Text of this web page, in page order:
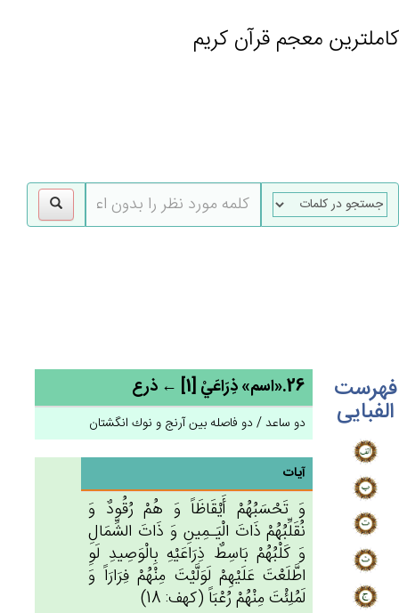
کاملترین معجم قرآن کریم
فهرست
الفبایی
26.«اسم» ذِرَاعَيْ [1] ← ذرع
دو ساعد / دو فاصله بين آرنج و نوك انگشتان‏
آیات
وَ تَحْسَبُهُم‌ْ أَيْقَاظَاً وَ هُم‌ْ رُقُودٌ وَ
نُقَلِّبُهُم‌ْ ذَات‌َ الْيَـمِين‌ِ وَ ذَات‌َ الشِّمَال‌ِ
وَ كَلْبُهُم‌ْ بَاسِط‌ٌ ذِرَاعَيْه‌ِ بِالْوَصِيدِ لَوِ
اطَّلَعْت‌َ عَلَيْهِم‌ْ لَوَلَّيْت‌َ مِنْهُم‌ْ فِرَارَاً وَ
لَمُلِئْت‌َ مِنْهُم‌ْ رُعْبَاً (كهف: 18)